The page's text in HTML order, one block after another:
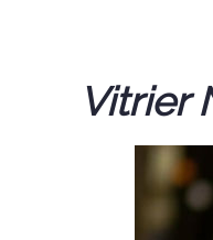
Vitrier